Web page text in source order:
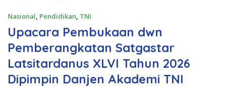
Nasional, Pendidikan, TNI
Upacara Pembukaan dwn
Pemberangkatan Satgastar
Latsitardanus XLVI Tahun 2026
Dipimpin Danjen Akademi TNI